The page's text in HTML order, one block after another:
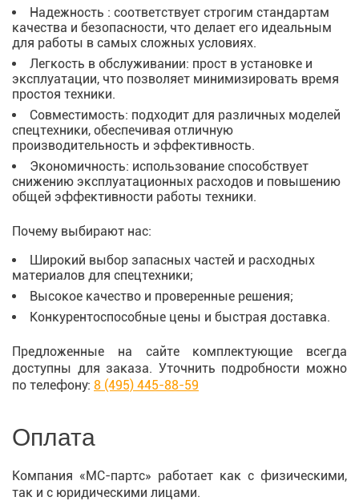
Надежность : соответствует строгим стандартам
качества и безопасности, что делает его идеальным
для работы в самых сложных условиях.
Легкость в обслуживании: прост в установке и
эксплуатации, что позволяет минимизировать время
простоя техники.
Совместимость: подходит для различных моделей
спецтехники, обеспечивая отличную
производительность и эффективность.
Экономичность: использование способствует
снижению эксплуатационных расходов и повышению
общей эффективности работы техники.
Почему выбирают нас:
Широкий выбор запасных частей и расходных
материалов для спецтехники;
Высокое качество и проверенные решения;
Конкурентоспособные цены и быстрая доставка.
Предложенные на сайте комплектующие всегда
доступны для заказа. Уточнить подробности можно
по телефону: 8 (495) 445-88-59
Оплата
Компания «МС-партс» работает как с физическими,
так и с юридическими лицами.